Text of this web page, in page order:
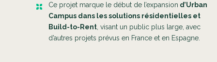
Ce projet marque le début de l’expansion d’Urban
Campus dans les solutions résidentielles et
Build-to-Rent , visant un public plus large, avec
d’autres projets prévus en France et en Espagne.